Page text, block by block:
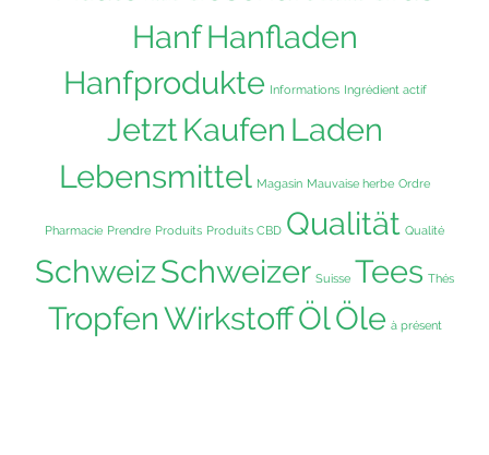
HanfHanfladen
Hanfprodukte Informations Ingrédient actif
JetztKaufen Laden
Lebensmittel Magasin Mauvaise herbe Ordre
Pharmacie Prendre Produits Produits CBD Qualität Qualité
SchweizSchweizer Suisse Tees Thés
TropfenWirkstoffÖlÖle à présent